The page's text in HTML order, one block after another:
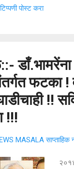
टिप्पणी पोस्ट करा
डाँ.भामरेंना
फटका
!!
!!!
MASALA साप्ताहिक